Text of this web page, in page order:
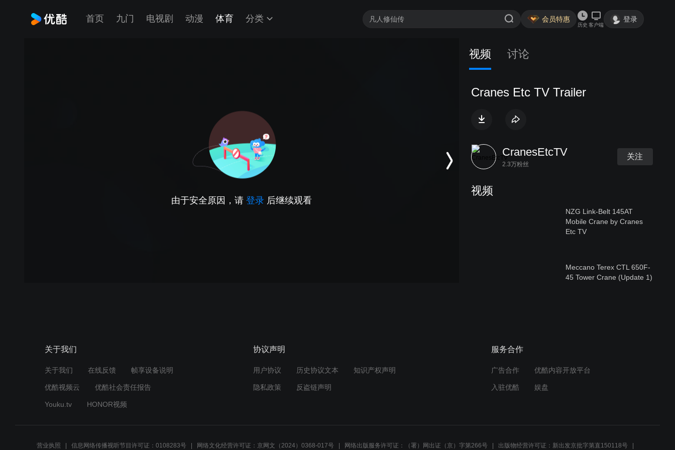
首页 九门 电视剧 动漫 体育 分类 会员特惠
历史 客户端
登录
由于安全原因，请 登录 后继续观看
视频 讨论
Cranes Etc TV Trailer
CranesEtcTV
2.3万粉丝
关注
视频
NZG Link-Belt 145AT
Mobile Crane by Cranes
Etc TV
Meccano Terex CTL 650F-
45 Tower Crane (Update 1)
by Cranes Etc TV
关于我们
关于我们 在线反馈 帧享设备说明
优酷视频云 优酷社会责任报告
Youku.tv HONOR视频
协议声明
用户协议 历史协议文本 知识产权声明
隐私政策 反盗链声明
服务合作
广告合作 优酷内容开放平台
入驻优酷 娱盘
营业执照 信息网络传播视听节目许可证：0108283号 网络文化经营许可证：京网文（2024）0368-017号 网络出版服务许可证：（署）网出证（京）字第266号 出版物经营许可证：新出发京批字第直150118号